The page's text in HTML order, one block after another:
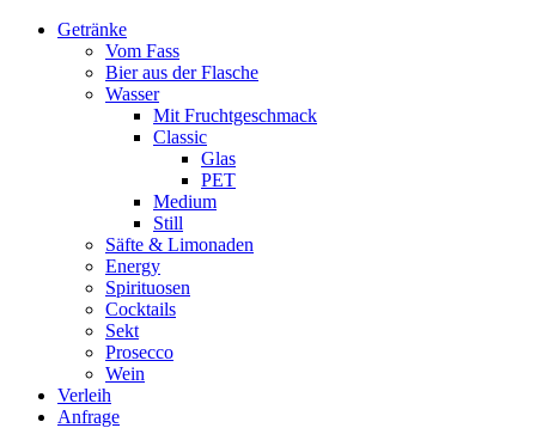
Getränke
Vom Fass
Bier aus der Flasche
Wasser
Mit Fruchtgeschmack
Classic
Glas
PET
Medium
Still
Säfte & Limonaden
Energy
Spirituosen
Cocktails
Sekt
Prosecco
Wein
Verleih
Anfrage